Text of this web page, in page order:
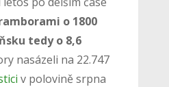
o 1800
tedy o 8,6
nasázeli na 22.747
v polovině srpna